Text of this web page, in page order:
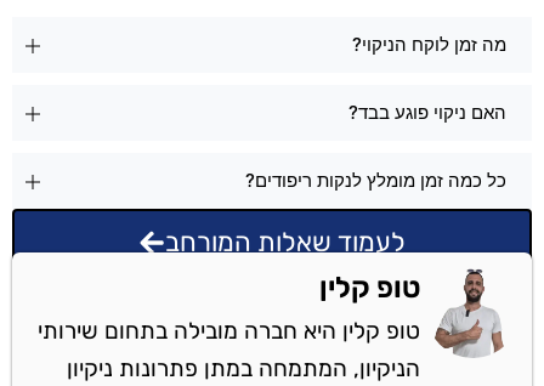
מה זמן לוקח הניקוי?
האם ניקוי פוגע בבד?
כל כמה זמן מומלץ לנקות ריפודים?
לעמוד שאלות המורחב
טופ קלין
טופ קלין היא חברה מובילה בתחום שירותי
הניקיון, המתמחה במתן פתרונות ניקיון